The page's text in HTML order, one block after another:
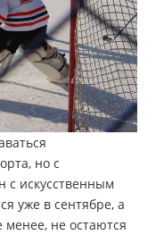
но с
с искусственным
уже в сентябре, а
менее, не остаются